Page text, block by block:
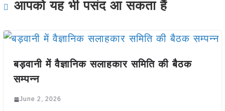
आपको यह भी पसंद आ सकता हैं
बड़वानी में वैज्ञानिक सलाहकार समिति की बैठक
सम्पन्न
June 2, 2026